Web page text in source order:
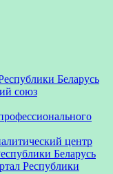
Беларусь
союз
центр
Беларусь
Республики